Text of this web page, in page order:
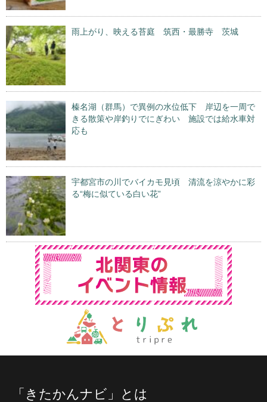
雨上がり、映える苔庭 筑西・最勝寺 茨城
榛名湖（群馬）で異例の水位低下 岸辺を一周で
きる散策や岸釣りでにぎわい 施設では給水車対
応も
宇都宮市の川でバイカモ見頃 清流を涼やかに彩
る“梅に似ている白い花”
「きたかんナビ」とは